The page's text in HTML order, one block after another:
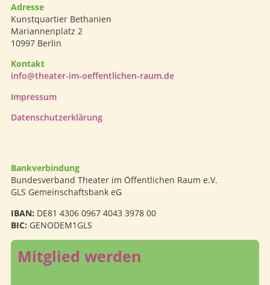
Adresse
Kunstquartier Bethanien
Mariannenplatz 2
10997 Berlin
Kontakt
info@theater-im-oeffentlichen-raum.de
Impressum
Datenschutzerklärung
Bankverbindung
Bundesverband Theater im Öffentlichen Raum e.V.
GLS Gemeinschaftsbank eG
IBAN: DE81 4306 0967 4043 3978 00
BIC: GENODEM1GLS
Mitglied werden